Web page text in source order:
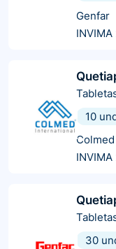
Genfar
10
Colmed
30